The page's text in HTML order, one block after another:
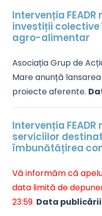
Intervenția FEADR
investiții
agro-alimentar
Asociația Grup de
Mare anunță
proiecte aferente.
Intervenția
serviciilor
îmbunătățirea
Vă informăm că
data limită de
23:59. Data publicării: